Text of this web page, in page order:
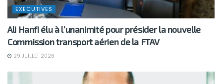
EXECUTIVES
Ali Hanfi élu à l’unanimité pour présider la nouvelle
Commission transport aérien de la FTAV
29 JUILLET 2026